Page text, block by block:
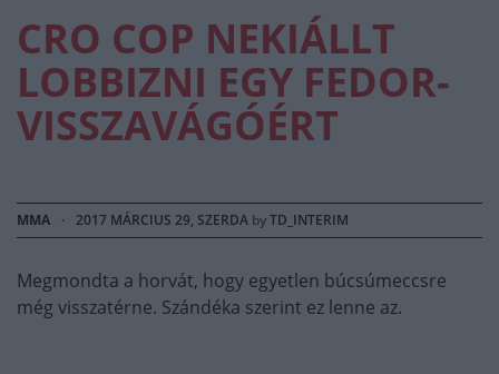
CRO COP NEKIÁLLT
LOBBIZNI EGY FEDOR-
VISSZAVÁGÓÉRT
MMA · 2017 MÁRCIUS 29, SZERDA byTD_INTERIM
Megmondta a horvát, hogy egyetlen búcsúmeccsre
még visszatérne. Szándéka szerint ez lenne az.